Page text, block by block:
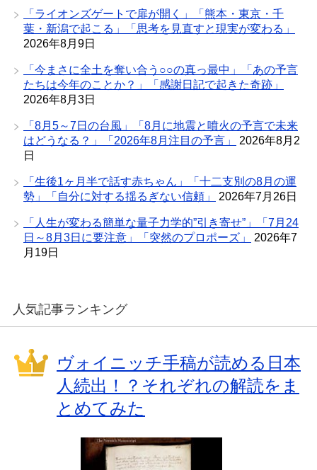
「ライオンズゲートで扉が開く」「熊本・東京・千
葉・新潟で起こる」「思考を見直すと現実が変わる」
2026年8月9日
「今まさに全土を奪い合う○○の真っ最中」「あの予言
たちは今年のことか？」「感謝日記で起きた奇跡」
2026年8月3日
「8月5～7日の台風」「8月に地震と噴火の予言で未来
はどうなる？」「2026年8月注目の予言」
2026年8月2
日
「生後1ヶ月半で話す赤ちゃん」「十二支別の8月の運
勢」「自分に対する揺るぎない信頼」
2026年7月26日
「人生が変わる簡単な量子力学的”引き寄せ”」「7月24
日～8月3日に要注意」「突然のプロポーズ」
2026年7
月19日
人気記事ランキング
ヴォイニッチ手稿が読める日本
人続出！？それぞれの解読をま
とめてみた